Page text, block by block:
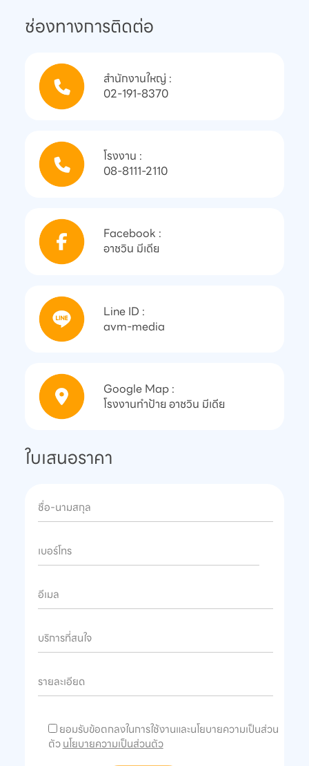
ช่องทางการติดต่อ
สํานักงานใหญ่ :
02-191-8370
โรงงาน :
08-8111-2110
Facebook :
อาชวิน มีเดีย
Line ID :
avm-media
Google Map :
โรงงานทำป้าย อาชวิน มีเดีย
ใบเสนอราคา
ยอมรับข้อตกลงในการใช้งานและนโยบายความเป็นส่วน
ตัวนโยบายความเป็นส่วนตัว